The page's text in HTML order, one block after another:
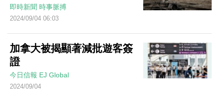
即時新聞 時事脈搏
2024/09/04 06:03
加拿大被揭顯著減批遊客簽
證
今日信報 EJ Global
2024/09/04